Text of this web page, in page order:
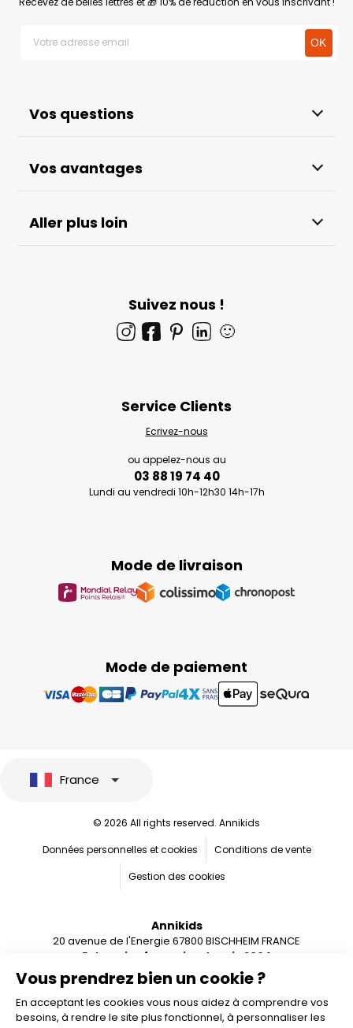
Vos questions
Vos avantages
Aller plus loin
Suivez nous !
🙂
Mode de paiement
Mode de livraison
Service Clients
Ecrivez-nous
ou appelez-nous au
03 88 19 74 40
Lundi au vendredi 10h-12h30 14h-17h
Vous prendrez bien un cookie ?
En acceptant les cookies vous nous aidez à comprendre vos
besoins, à rendre le site plus fonctionnel, à personnaliser les
France
© 2026 All rights reserved. Annikids
Données personnelles et cookies
Conditions de vente
Gestion des cookies
Annikids
20 avenue de l'Energie 67800 BISCHHEIM FRANCE
Entreprise française depuis 2004